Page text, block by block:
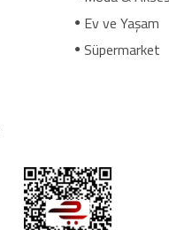
Ev ve Yaşam
Süpermarket